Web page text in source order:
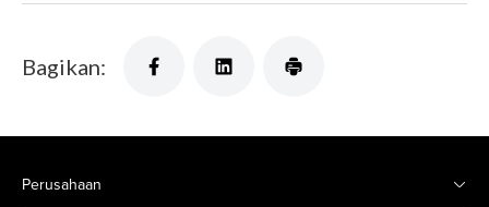
Bagikan:
Perusahaan